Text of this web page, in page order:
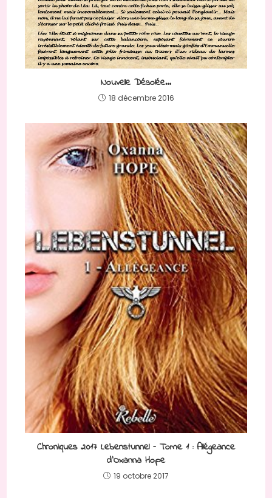
Nouvelle Désolée…
18 décembre 2016
Chroniques 2017 Lebenstunnel – Tome 1 : Allégeance
d’Oxanna Hope
19 octobre 2017